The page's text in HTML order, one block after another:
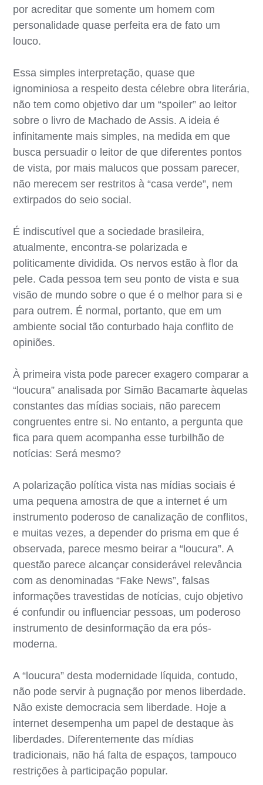
por acreditar que somente um homem com
personalidade quase perfeita era de fato um
louco.
Essa simples interpretação, quase que
ignominiosa a respeito desta célebre obra literária,
não tem como objetivo dar um “spoiler” ao leitor
sobre o livro de Machado de Assis. A ideia é
infinitamente mais simples, na medida em que
busca persuadir o leitor de que diferentes pontos
de vista, por mais malucos que possam parecer,
não merecem ser restritos à “casa verde”, nem
extirpados do seio social.
É indiscutível que a sociedade brasileira,
atualmente, encontra-se polarizada e
politicamente dividida. Os nervos estão à flor da
pele. Cada pessoa tem seu ponto de vista e sua
visão de mundo sobre o que é o melhor para si e
para outrem. É normal, portanto, que em um
ambiente social tão conturbado haja conflito de
opiniões.
À primeira vista pode parecer exagero comparar a
“loucura” analisada por Simão Bacamarte àquelas
constantes das mídias sociais, não parecem
congruentes entre si. No entanto, a pergunta que
fica para quem acompanha esse turbilhão de
notícias: Será mesmo?
A polarização política vista nas mídias sociais é
uma pequena amostra de que a internet é um
instrumento poderoso de canalização de conflitos,
e muitas vezes, a depender do prisma em que é
observada, parece mesmo beirar a “loucura”. A
questão parece alcançar considerável relevância
com as denominadas “Fake News”, falsas
informações travestidas de notícias, cujo objetivo
é confundir ou influenciar pessoas, um poderoso
instrumento de desinformação da era pós-
moderna.
A “loucura” desta modernidade líquida, contudo,
não pode servir à pugnação por menos liberdade.
Não existe democracia sem liberdade. Hoje a
internet desempenha um papel de destaque às
liberdades. Diferentemente das mídias
tradicionais, não há falta de espaços, tampouco
restrições à participação popular.